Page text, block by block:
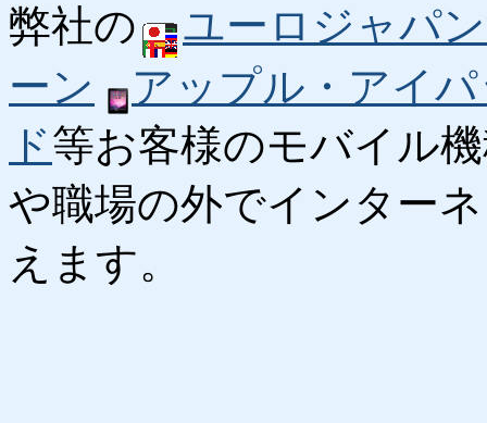
弊社の
ユーロジャパ
ーン
アップル・アイ
ド等お客様のモバイル
や職場の外でインター
えます。